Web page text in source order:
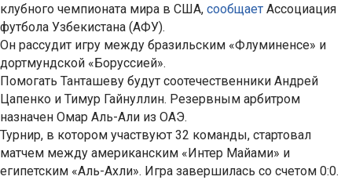
клубного чемпионата мира в США, сообщает Ассоциация
футбола Узбекистана (АФУ).
Он рассудит игру между бразильским «Флуминенсе» и
дортмундской «Боруссией».
Помогать Танташеву будут соотечественники Андрей
Цапенко и Тимур Гайнуллин. Резервным арбитром
назначен Омар Аль-Али из ОАЭ.
Турнир, в котором участвуют 32 команды, стартовал
матчем между американским «Интер Майами» и
египетским «Аль-Ахли». Игра завершилась со счетом 0:0.